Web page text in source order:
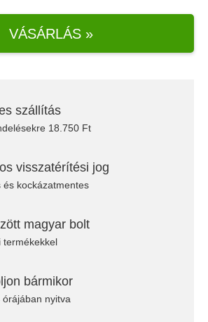
VÁSÁRLÁS »
szállítás
18.750 Ft
visszatérítési jog
és kockázatmentes
magyar bolt
termékekkel
bármikor
nyitva